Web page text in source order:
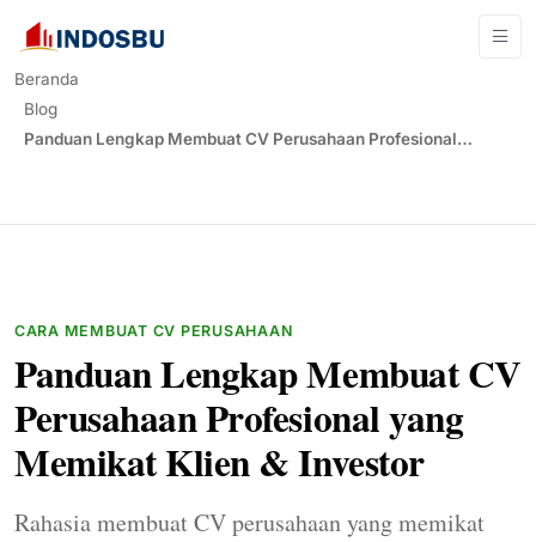
Beranda
Blog
Panduan Lengkap Membuat CV Perusahaan Profesional…
CARA MEMBUAT CV PERUSAHAAN
Panduan Lengkap Membuat CV
Perusahaan Profesional yang
Memikat Klien & Investor
Rahasia membuat CV perusahaan yang memikat